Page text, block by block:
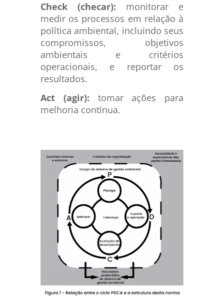
Check (checar): monitorar e
medir os processos em relação à
política ambiental, incluindo seus
compromissos, objetivos
ambientais e critérios
operacionais, e reportar os
resultados.
Act (agir): tomar ações para
melhoria contínua.